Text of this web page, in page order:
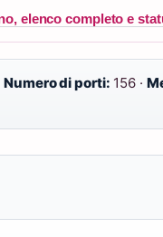
elenco completo e
Numero di porti: 156 ·